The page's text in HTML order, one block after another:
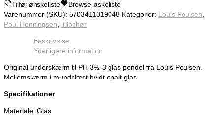
Tilføj ønskeliste Browse øskeliste
Varenummer (SKU): 5703411319048 Kategorier: Louis Poulsen,
Poul Henningsen, Tilbehør
Beskrivelse
Yderligere information
Original underskærm til PH 3½-3 glas pendel fra Louis Poulsen.
Mellemskærm i mundblæst hvidt opalt glas.
Specifikationer
Materiale: Glas